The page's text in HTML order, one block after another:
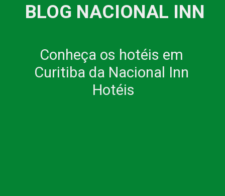
BLOG NACIONAL INN
Conheça os hotéis em
Curitiba da Nacional Inn
Hotéis